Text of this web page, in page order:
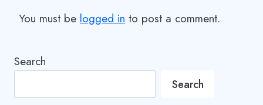
You must be logged in to post a comment.
Search
Search